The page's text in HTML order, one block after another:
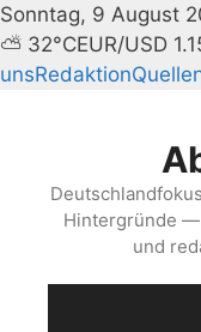
Sonntag, 9 August
⛅ 32°CEUR/USD
unsRedaktion
Hintergründe —
und